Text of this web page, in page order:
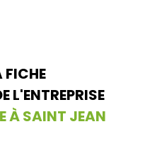
FICHE
L'ENTREPRISE
À SAINT JEAN